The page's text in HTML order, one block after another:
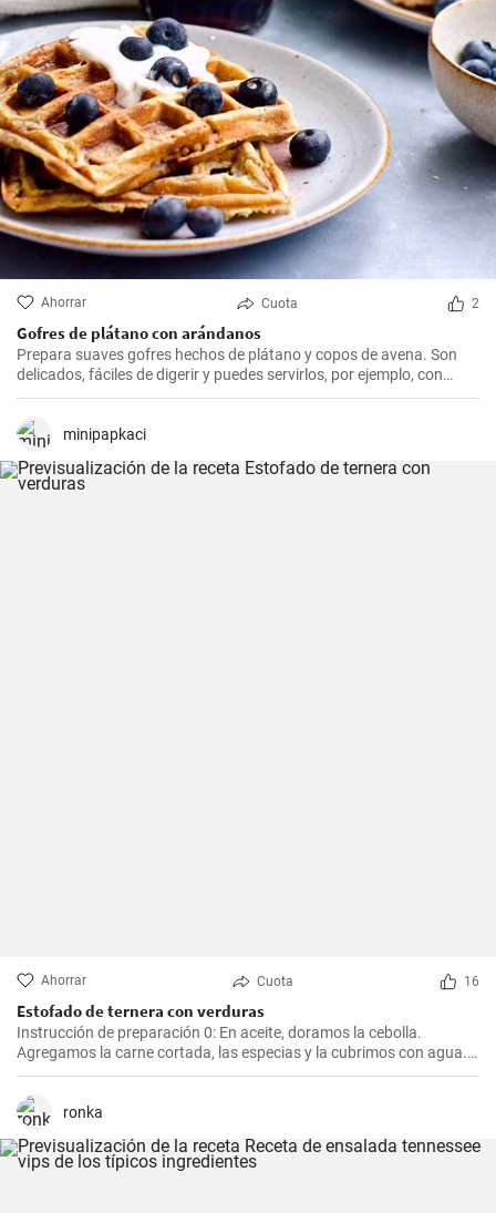
Ahorrar Cuota 2
Gofres de plátano con arándanos
Prepara suaves gofres hechos de plátano y copos de avena. Son
delicados, fáciles de digerir y puedes servirlos, por ejemplo, con
arándanos frescos y sirope de arándanos.
minipapkaci
Ahorrar Cuota 16
Estofado de ternera con verduras
Instrucción de preparación 0: En aceite, doramos la cebolla.
Agregamos la carne cortada, las especias y la cubrimos con agua.
Cocinamos hasta que esté tierna. Luego, agregamos las verduras,
el puré y cocinamos hasta que todo esté suave. Finalmente
agregamos la crema y dejamos que hierva.
ronka